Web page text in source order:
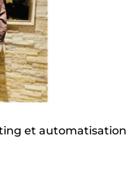
et automatisation